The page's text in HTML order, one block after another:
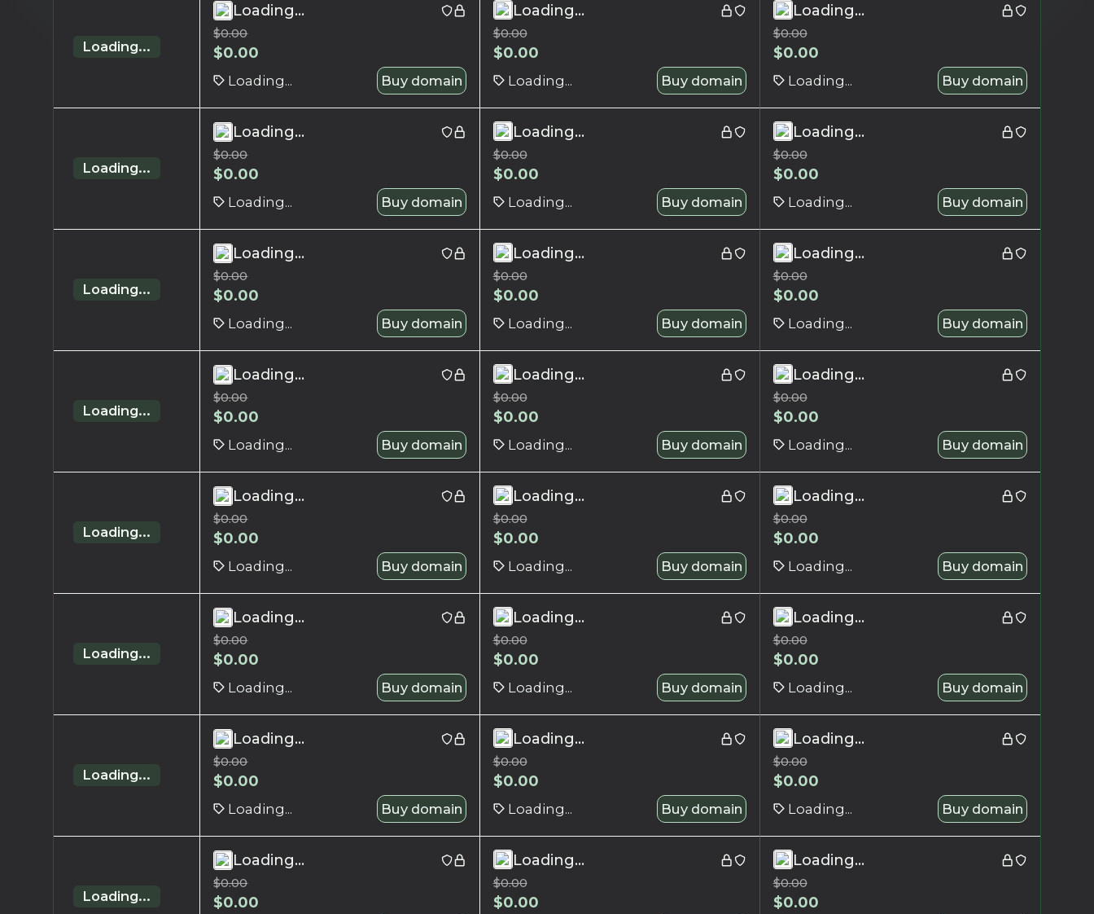
Loading...
Loading...
$0.00
$0.00
Loading... Buy domain
Loading...
$0.00
$0.00
Loading... Buy domain
Loading...
$0.00
$0.00
Loading... Buy domain
Loading...
Loading...
$0.00
$0.00
Loading... Buy domain
Loading...
$0.00
$0.00
Loading... Buy domain
Loading...
$0.00
$0.00
Loading... Buy domain
Loading...
Loading...
$0.00
$0.00
Loading... Buy domain
Loading...
$0.00
$0.00
Loading... Buy domain
Loading...
$0.00
$0.00
Loading... Buy domain
Loading...
Loading...
$0.00
$0.00
Loading... Buy domain
Loading...
$0.00
$0.00
Loading... Buy domain
Loading...
$0.00
$0.00
Loading... Buy domain
Loading...
Loading...
$0.00
$0.00
Loading... Buy domain
Loading...
$0.00
$0.00
Loading... Buy domain
Loading...
$0.00
$0.00
Loading... Buy domain
Loading...
Loading...
$0.00
$0.00
Loading... Buy domain
Loading...
$0.00
$0.00
Loading... Buy domain
Loading...
$0.00
$0.00
Loading... Buy domain
Loading...
Loading...
$0.00
$0.00
Loading... Buy domain
Loading...
$0.00
$0.00
Loading... Buy domain
Loading...
$0.00
$0.00
Loading... Buy domain
Loading...
Loading...
$0.00
$0.00
Loading...
$0.00
$0.00
Loading...
$0.00
$0.00